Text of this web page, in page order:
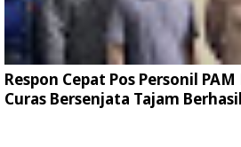
Respon Cepat Pos Personil
Curas Bersenjata Tajam